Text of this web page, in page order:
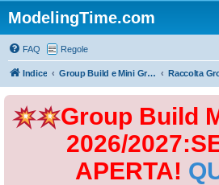
ModelingTime.com
FAQ Regole
Indice Group Build e Mini Group Build
Group Build
2026/
APERTA!